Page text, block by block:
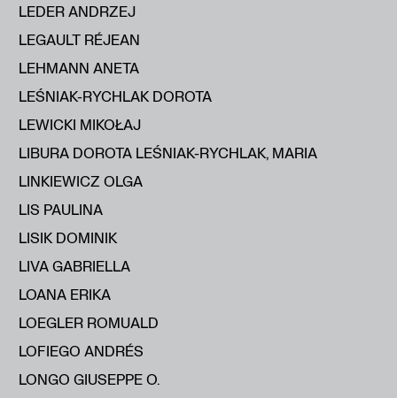
LEDER ANDRZEJ
LEGAULT RÉJEAN
LEHMANN ANETA
LEŚNIAK-RYCHLAK DOROTA
LEWICKI MIKOŁAJ
LIBURA DOROTA LEŚNIAK-RYCHLAK, MARIA
LINKIEWICZ OLGA
LIS PAULINA
LISIK DOMINIK
LIVA GABRIELLA
LOANA ERIKA
LOEGLER ROMUALD
LOFIEGO ANDRÉS
LONGO GIUSEPPE O.